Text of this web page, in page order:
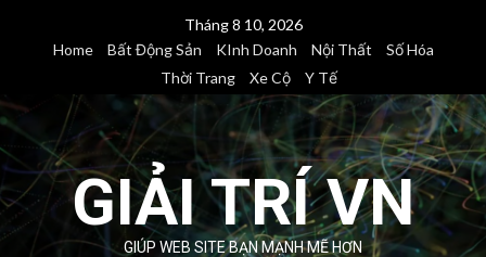
Tháng 8 10, 2026
Home
Bất Động Sản KInh Doanh Nội Thất
Số Hóa
Thời Trang
Xe Cộ Y Tế
GIẢI TRÍ VN
GIÚP WEB SITE BẠN MẠNH MẼ HƠN